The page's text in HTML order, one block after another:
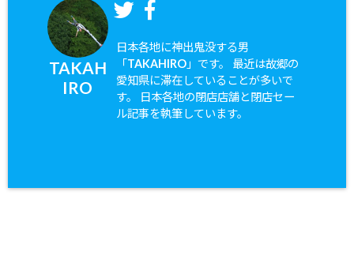
TAKAH
IRO
日本各地に神出鬼没する男
「TAKAHIRO」です。 最近は故郷の
愛知県に滞在していることが多いで
す。 日本各地の閉店店舗と閉店セー
ル記事を執筆しています。